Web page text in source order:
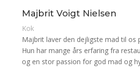
Majbrit Voigt Nielsen
Kok
Majbrit laver den dejligste mad til os
Hun har mange års erfaring fra
og en stor passion for god mad og